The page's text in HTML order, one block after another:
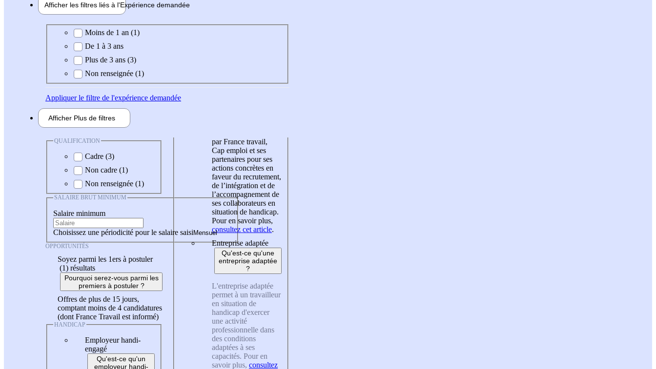
Afficher les filtres liés à l'Expérience demandée
Expérience demandée
Moins de 1 an (1)
De 1 à 3 ans
Plus de 3 ans (3)
Non renseignée (1)
Appliquerle filtre de l'expérience demandée
Afficher Plus de filtres
QUALIFICATION
Cadre (3)
Non cadre (1)
Non renseignée (1)
SALAIRE BRUT MINIMUM
Salaire minimum
Choisissez une périodicité pour le salaire saisi
OPPORTUNITÉS
Soyez parmi les 1ers à postuler
(1) résultats
Pourquoi serez-vous parmi les
premiers à postuler ?
Offres de plus de 15 jours,
comptant moins de 4 candidatures
(dont France Travail est informé)
HANDICAP
Employeur handi-
engagé
Qu'est-ce qu'un
employeur handi-
par France travail,
Cap emploi et ses
partenaires pour ses
actions concrètes en
faveur du recrutement,
de l’intégration et de
l’accompagnement de
ses collaborateurs en
situation de handicap.
Pour en savoir plus,
consultez cet article.
Entreprise adaptée
Qu'est-ce qu'une
entreprise adaptée
?
L'entreprise adaptée
permet à un travailleur
en situation de
handicap d'exercer
une activité
professionnelle dans
des conditions
adaptées à ses
capacités. Pour en
savoir plus, consultez